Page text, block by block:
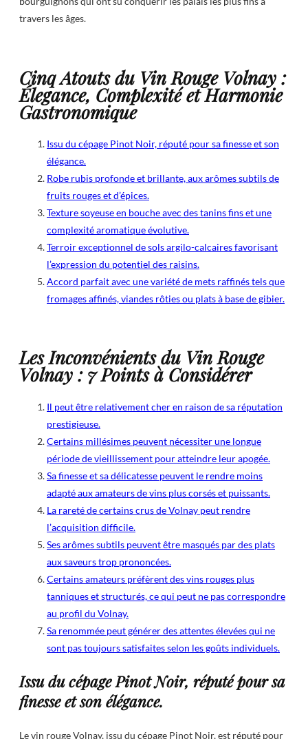
travers les âges.
Cinq Atouts du Vin Rouge Volnay :
Élegance, Complexité et Harmonie
Gastronomique
Issu du cépage Pinot Noir, réputé pour sa finesse et son
élégance.
Robe rubis profonde et brillante, aux arômes subtils de
fruits rouges et d’épices.
Texture soyeuse en bouche avec des tanins fins et une
complexité aromatique évolutive.
Terroir exceptionnel de sols argilo-calcaires favorisant
l’expression du potentiel des raisins.
Accord parfait avec une variété de mets raffinés tels que
fromages affinés, viandes rôties ou plats à base de gibier.
Les Inconvénients du Vin Rouge
Volnay : 7 Points à Considérer
Il peut être relativement cher en raison de sa réputation
prestigieuse.
Certains millésimes peuvent nécessiter une longue
période de vieillissement pour atteindre leur apogée.
Sa finesse et sa délicatesse peuvent le rendre moins
adapté aux amateurs de vins plus corsés et puissants.
La rareté de certains crus de Volnay peut rendre
l’acquisition difficile.
Ses arômes subtils peuvent être masqués par des plats
aux saveurs trop prononcées.
Certains amateurs préfèrent des vins rouges plus
tanniques et structurés, ce qui peut ne pas correspondre
au profil du Volnay.
Sa renommée peut générer des attentes élevées qui ne
sont pas toujours satisfaites selon les goûts individuels.
Issu du cépage Pinot Noir, réputé pour sa
finesse et son élégance.
Le vin rouge Volnay, issu du cépage Pinot Noir, est réputé pour